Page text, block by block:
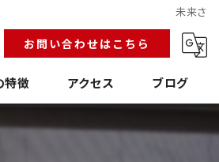
未来さ
お問い合わせはこちら
特徴 アクセス ブログ